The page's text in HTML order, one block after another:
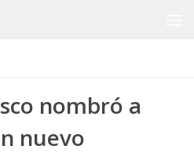
nombró a
nuevo